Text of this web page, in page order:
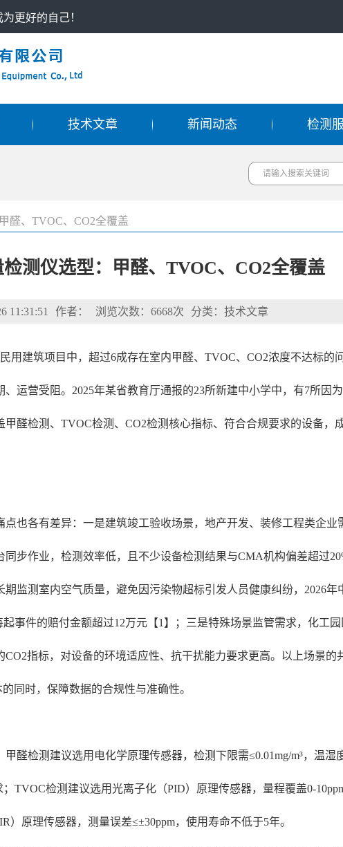
更好的自己！
技术文章 新闻动态 检测
醛、TVOC、CO2全覆盖
测仪选型：甲醛、TVOC、CO2全覆盖
11:31:51 作者： 浏览次数：6668次 分类：技术文章
用建筑项目中，超过6成存在室内甲醛、TVOC、CO2浓度不达标的
运营受阻。2025年某省教育厅通报的23所新建中小学中，有7所因
醛检测、TVOC检测、CO2检测核心指标、符合合规要求的设备，
也各有差异：一是建筑竣工验收场景，地产开发、装修工程类企
步作业，检测效率低，且不少设备检测结果与CMA机构偏差超过
监测室内空气质量，避免因污染物超标引发人员健康纠纷，2026
事件的赔付金额超过12万元【1】；三是特殊场景监管需求，化工
指标，对设备的环境适应性、抗干扰能力要求更高。以上场景
同时，保障数据的合规性与准确性。
醛检测建议选用电化学原理传感器，检测下限需≤0.01mg/m³，温
TVOC检测建议选用光离子化（PID）原理传感器，量程覆盖0-
原理传感器，测量误差≤±30ppm，使用寿命不低于5年。